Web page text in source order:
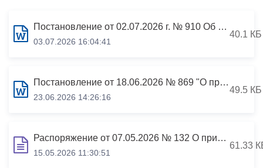
Постановление от 02.07.2026 г. № 910 Об утверждении Положения о Комиссии по соблюдению требований к служебному поведению муниципальных служащих АМС г.Владикавказа и урегулированию конфликта интересов
03.07.2026 16:04:41
40.1 КБ
Постановление от 18.06.2026 № 869 "О признании утратившим силу постановления АМС г.Владикавказа от 31.12.2013 № 3312 «О мерах по реализации отдельных положений Федерального закона от 03.12.2012 №230-ФЗ «О контроле за соответствием расходов лиц, замещающи
23.06.2026 14:26:16
49.5 КБ
Распоряжение от 07.05.2026 № 132 О признании утратившим силу распоряжения АМС г.Владикавказа от 16.12.2020 №270 «Об утверждении состава Комиссии администрации местного самоуправления по соблюдению требований к слу
15.05.2026 11:30:51
61.33